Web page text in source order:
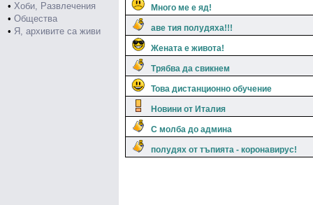
• Хоби, Развлечения
• Общества
• Я, архивите са живи
Много ме е яд!
аве тия полудяха!!!
Жената е живота!
Трябва да свикнем
Това дистанционно обучение
Новини от Италия
С молба до админа
полудях от тъпията - коронавирус!